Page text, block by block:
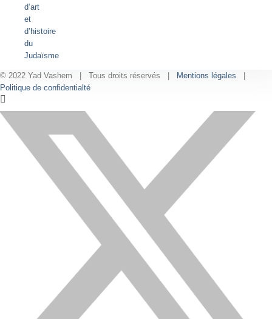
d’art
et
d’histoire
du
Judaïsme
© 2022 Yad Vashem | Tous droits réservés | Mentions légales |
Politique de confidentialté